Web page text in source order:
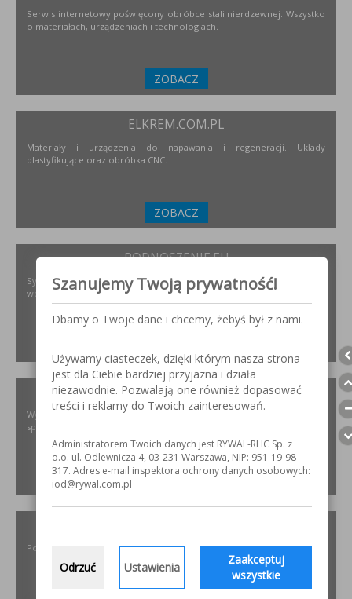
Serwis internetowy poświęcony obróbce stali nierdzewnej. Wszystko
o materiałach, urządzeniach i technologiach.
ZOBACZ
ELKREM.COM.PL
Materiały i urządzenia do napawania i regeneracji. Układy
plastyfikujące oraz obróbka CNC.
ZOBACZ
PODNOSZENIE.EU
Systemy transportu bliskiego, żurawie, żurawików, suwnice,
wciągników oraz wiele innych.
XIRIS.PL
Wysoce wyspecjalizowane kamery spawalnicze do badania jakości
spoin spawalniczych
ZOBACZ
Polski producent materiałów ściernych dla przemysłu
Szanujemy Twoją prywatność!
Dbamy o Twoje dane i chcemy, żebyś był z nami.
Używamy ciasteczek, dzięki którym nasza strona
jest dla Ciebie bardziej przyjazna i działa
niezawodnie. Pozwalają one również dopasować
treści i reklamy do Twoich zainteresowań.
Administratorem Twoich danych jest RYWAL-RHC Sp. z
o.o. ul. Odlewnicza 4, 03-231 Warszawa, NIP: 951-19-98-
317. Adres e-mail inspektora ochrony danych osobowych:
iod@rywal.com.pl
Odrzuć Ustawienia
Zaakceptuj
wszystkie